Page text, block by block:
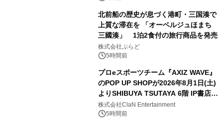
北前船の歴史が息づく港町・三国湊で
上質な滞在を 「オーベルジュほまち
三國湊」 1泊2食付の旅行商品を発売
株式会社ぷらど
5時間前
プロeスポーツチーム『AXIZ WAVE』
のPOP UP SHOPが2026年8月1日(土)
よりSHIBUYA TSUTAYA 6階 IP書店で
開催決定！！
株式会社ClaN Entertainment
5時間前